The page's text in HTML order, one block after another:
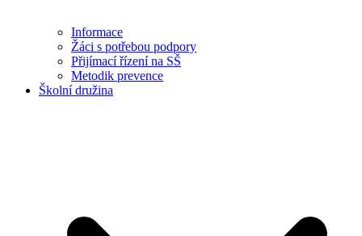
Informace
Žáci s potřebou podpory
Přijímací řízení na SŠ
Metodik prevence
Školní družina